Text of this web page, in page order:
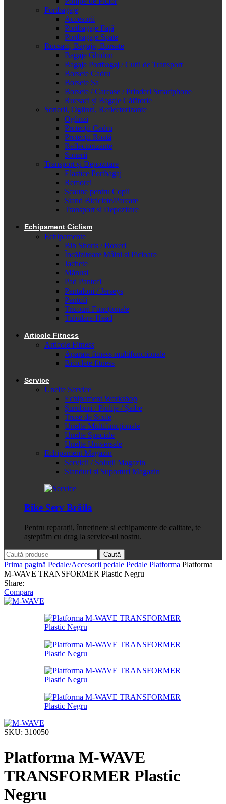
Portbagaje
Accesorii
Portbagaje Față
Portbagaje Spate
Rucsaci, Bagaje, Borsete
Bagaje Ghidon
Bagaje Portbagaj / Cutii de Transport
Borsete Cadru
Borsete Șa
Borsete / Carcase / Prinderi Smartphone
Rucsaci și Bagaje Călătorie
Sonerii, Oglinzi, Reflectorizante
Oglinzi
Protecții Cadru
Protecții Roată
Reflectorizante
Sonerii
Transport și Depozitare
Elastice Portbagaj
Remorci
Scaune pentru Copii
Stand Biciclete/Parcare
Transport si Depozitare
Echipament Ciclism
Echipamente
Bib Shorts / Boxeri
Încălzitoare Mâini și Picioare
Jachete
Mănuși
Pad Pantofi
Pantaloni / Jerseys
Pantofi
Tricouri Funcționale
Tubulare-Head
Articole Fitness
Articole Fitness
Aparate fitness multifunctionale
Biciclete fitness
Service
Unelte Service
Echipament Workshop
Șuruburi / Piulițe / Șaibe
Truse de Scule
Unelte Multifuncționale
Unelte Speciale
Unelte Universale
Echipament Magazin
Servicii / Soluții Magazin
Standuri și Suporturi Magazin
Bike Serv Brăila
Pentru reparații, întreținere și echipamente de calitate, te
așteptăm cu drag la service-ul nostru.
Caută
Prima pagină Pedale/Accesorii pedale Pedale Platforma Platforma
M-WAVE TRANSFORMER Plastic Negru
Share:
Compara
SKU: 310050
Platforma M-WAVE
TRANSFORMER Plastic
Negru